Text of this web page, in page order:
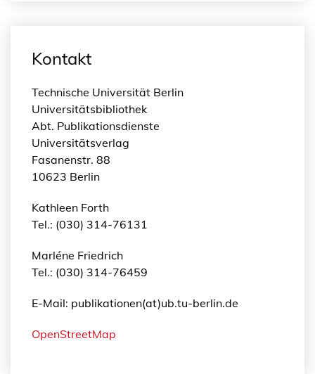
Kontakt
Technische Universität Berlin
Universitätsbibliothek
Abt. Publikationsdienste
Universitätsverlag
Fasanenstr. 88
10623 Berlin
Kathleen Forth
Tel.: (030) 314-76131
Marléne Friedrich
Tel.: (030) 314-76459
E-Mail: publikationen(at)ub.tu-berlin.de
OpenStreetMap